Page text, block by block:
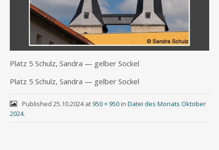
Platz 5 Schulz, San­dra — gel­ber Sockel
Platz 5 Schulz, San­dra — gel­ber Sockel
Published 25.10.2024at950 × 950in Datei des Monats Oktober
2024.